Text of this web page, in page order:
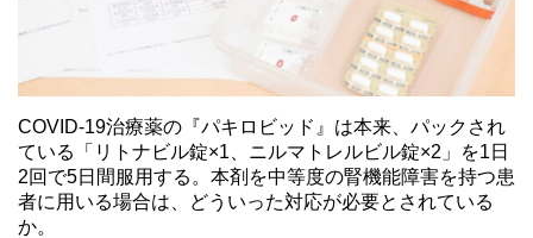
COVID-19治療薬の『パキロビッド』は本来、パックされ
ている「リトナビル錠×1、ニルマトレルビル錠×2」を1日
2回で5日間服用する。本剤を中等度の腎機能障害を持つ患
者に用いる場合は、どういった対応が必要とされている
か。